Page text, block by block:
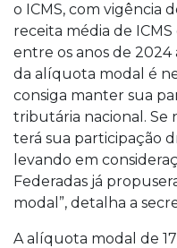
o ICMS, com vigência
receita média de
entre os anos de
da alíquota modal é
consiga manter sua
tributária nacional. Se
terá sua participação
levando em
Federadas já
modal”, detalha a
A alíquota modal de